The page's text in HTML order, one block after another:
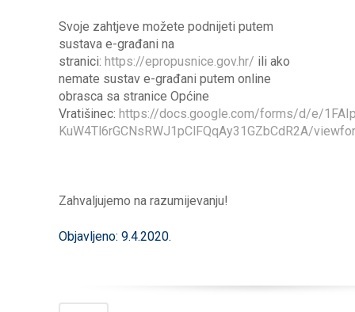
Svoje zahtjeve možete podnijeti putem
sustava e-građani na
stranici: https://epropusnice.gov.hr/ ili ako
nemate sustav e-građani putem online
obrasca sa stranice Općine
Vratišinec: https://docs.google.com/forms/d/e/
KuW4Tl6rGCNsRWJ1pClFQqAy31GZbCdR2A/
Zahvaljujemo na razumijevanju!
Objavljeno: 9.4.2020.